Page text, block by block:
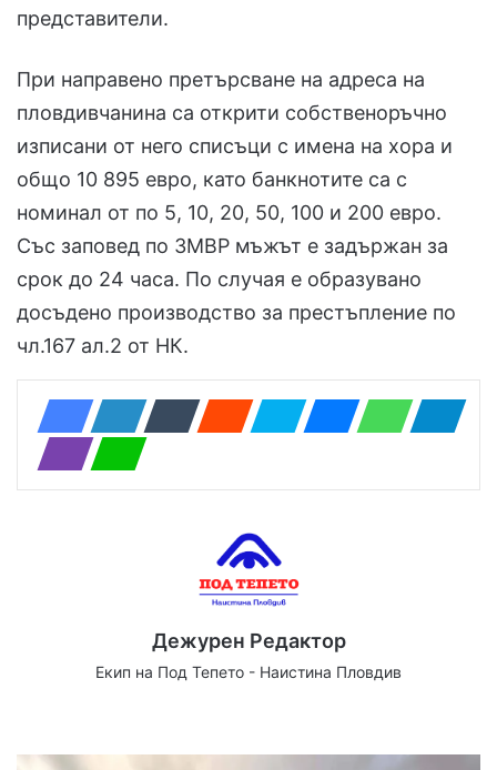
представители.
При направено претърсване на адреса на
пловдивчанина са открити собственоръчно
изписани от него списъци с имена на хора и
общо 10 895 евро, като банкнотите са с
номинал от по 5, 10, 20, 50, 100 и 200 евро.
Със заповед по ЗМВР мъжът е задържан за
срок до 24 часа. По случая е образувано
досъдено производство за престъпление по
чл.167 ал.2 от НК.
Дежурен Редактор
Екип на Под Тепето - Наистина Пловдив